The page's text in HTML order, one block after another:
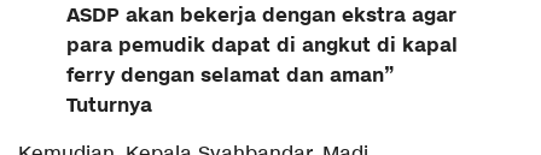
ASDP akan bekerja dengan ekstra agar
para pemudik dapat di angkut di kapal
ferry dengan selamat dan aman”
Tuturnya